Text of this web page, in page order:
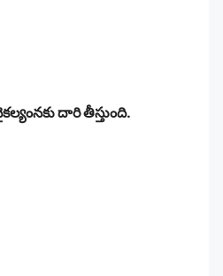
దారి తీస్తుంది.